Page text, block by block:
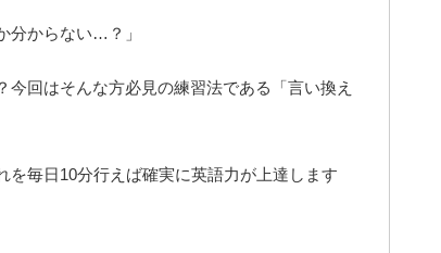
分からない…？」
回はそんな方必見の練習法である「言い換え
を毎日10分行えば確実に英語力が上達します